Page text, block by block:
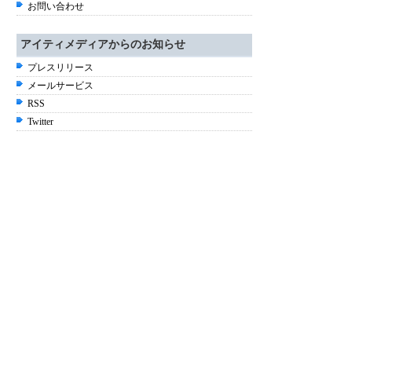
お問い合わせ
アイティメディアからのお知らせ
プレスリリース
メールサービス
RSS
Twitter